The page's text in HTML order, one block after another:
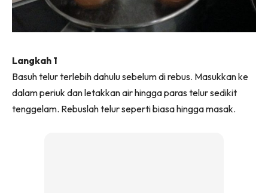
Langkah 1
Basuh telur terlebih dahulu sebelum di rebus. Masukkan ke
dalam periuk dan letakkan air hingga paras telur sedikit
tenggelam. Rebuslah telur seperti biasa hingga masak.